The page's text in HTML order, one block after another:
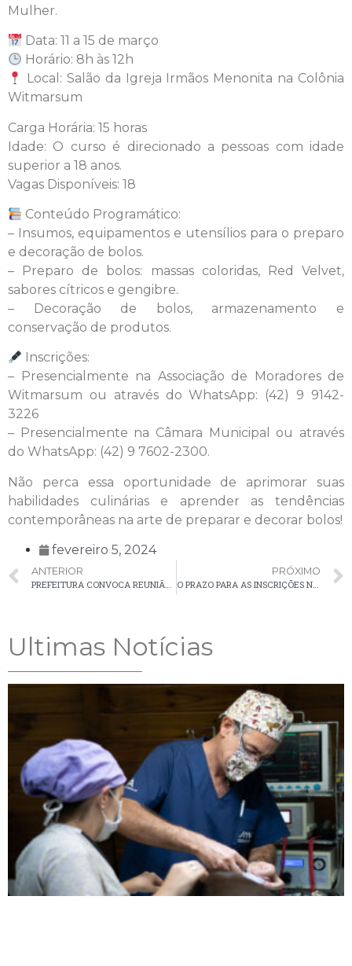
Mulher.
Data: 11 a 15 de março
Horário: 8h às 12h
Local: Salão da Igreja Irmãos Menonita na Colônia
Witmarsum
Carga Horária: 15 horas
Idade: O curso é direcionado a pessoas com idade
superior a 18 anos.
Vagas Disponíveis: 18
Conteúdo Programático:
– Insumos, equipamentos e utensílios para o preparo
e decoração de bolos.
– Preparo de bolos: massas coloridas, Red Velvet,
sabores cítricos e gengibre.
– Decoração de bolos, armazenamento e
conservação de produtos.
Inscrições:
– Presencialmente na Associação de Moradores de
Witmarsum ou através do WhatsApp: (42) 9 9142-
3226
– Presencialmente na Câmara Municipal ou através
do WhatsApp: (42) 9 7602-2300.
Não perca essa oportunidade de aprimorar suas
habilidades culinárias e aprender as tendências
contemporâneas na arte de preparar e decorar bolos!
fevereiro 5, 2024
ANTERIOR
PREFEITURA CONVOCA REUNIÃO PARA DEBATER A PRESENÇA DE CAVALOS NAS VIAS URBANAS
PRÓXIMO
O PRAZO PARA AS INSCRIÇÕES NOS EDITAIS DA LEI PAULO GUSTAVO ENCERRA-SE NO DIA 18 DE FEVEREIRO
Ultimas Notícias